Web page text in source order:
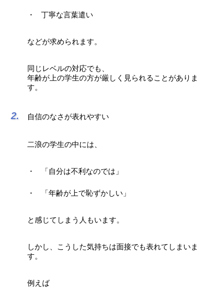
丁寧な言葉遣い
などが求められます。
同じレベルの対応でも、
年齢が上の学生の方が厳しく見られることがありま
す。
自信のなさが表れやすい
二浪の学生の中には、
「自分は不利なのでは」
「年齢が上で恥ずかしい」
と感じてしまう人もいます。
しかし、こうした気持ちは面接でも表れてしまいま
す。
例えば